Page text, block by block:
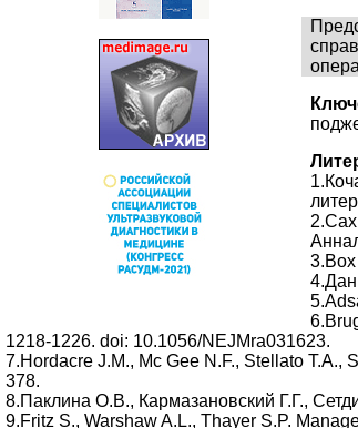
1218-1226. doi: 10.1056/NEJMra031623.
7.Hordacre J.M., Mc Gee N.F., Stellato
378.
8.Паклина О.В., Кармазановский Г.Г.,
9.Fritz S., Warshaw A.L., Thayer S.P.